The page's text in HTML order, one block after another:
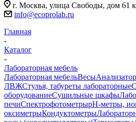
г. Москва, улица Свободы, дом 61
info@ecoprolab.ru
Главная
-
Каталог
-
Лабораторная мебель
Лабораторная мебельВесы
ЛВЖСтулья, табуреты лабораторные
оборудованиеСушильные шкафы
печиСпектрофотометрыpH-метры,
оксиметрыКондуктометры